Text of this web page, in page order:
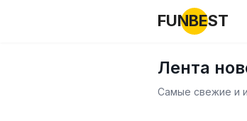
FUNBEST
Лента
Самые свежие и